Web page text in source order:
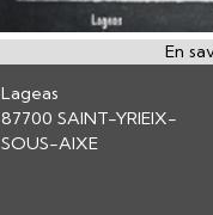
Lageas
87700 SAINT-YRIEIX-
SOUS-AIXE